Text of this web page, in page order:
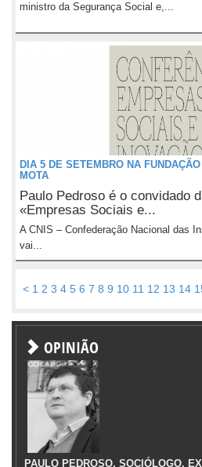
ministro da Segurança Social e,...
DIA 5 DE SETEMBRO NA
MOTA
Paulo Pedroso é o convidado
«Empresas Sociais e...
A CNIS – Confederação Nacional das
vai...
< 1 2 3 4 5 6 7 8 9 10 11 12 13 14
OPINIÃO
PAULO PEDROSO, SOCIÓLOGO,